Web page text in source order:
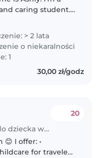
caring student. I
I'm patient, calm,
I can help with
homework,..
> 2 lata
o niekaralności
1
30,00 zł/godz
Opiekunka do dziecka w Kraków
20
•
for travelers